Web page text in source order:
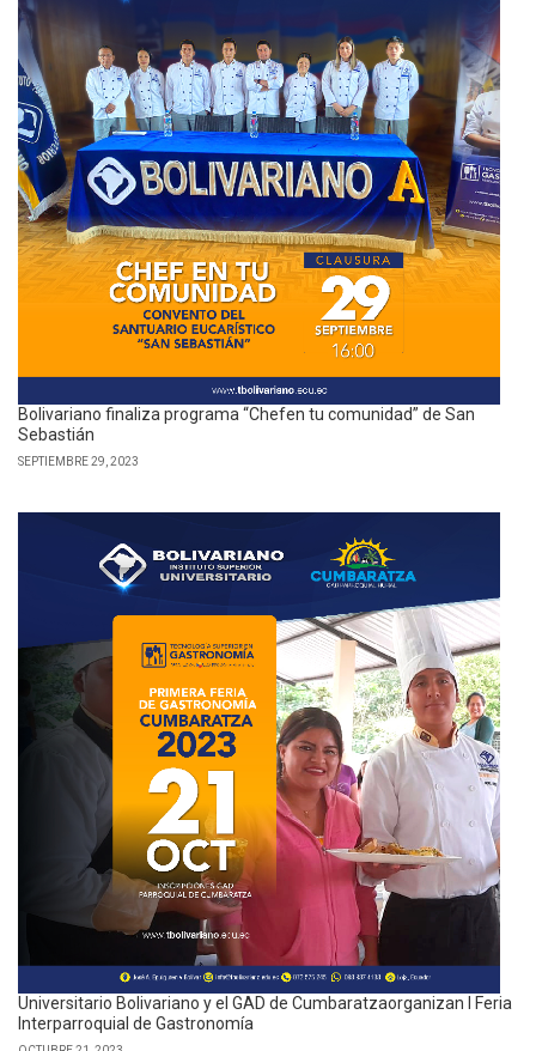
Bolivariano finaliza programa “Chefen tu comunidad” de San
Sebastián
SEPTIEMBRE 29, 2023
Universitario Bolivariano y el GAD de Cumbaratzaorganizan I Feria
Interparroquial de Gastronomía